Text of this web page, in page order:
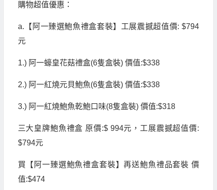
購物超值優惠：
a. 【阿一臻選鮑魚禮盒套裝】工展震撼超值價: $794
元
1.) 阿一蠔皇花菇禮盒(6隻盒裝) 價值:$338
2.) 阿一紅燒元貝鮑魚(6隻盒裝) 價值:$338
3.) 阿一紅燒鮑魚乾鮑口味(8隻盒裝) 價值:$318
三大皇牌鮑魚禮盒 原價:$ 994元，工展震撼超值價:
$794元
買【阿一臻選鮑魚禮盒套裝】再送鮑魚禮品套裝 價
值:$474